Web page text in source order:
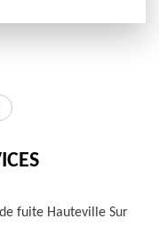
fuite Hauteville Sur